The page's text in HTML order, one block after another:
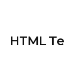
HTML